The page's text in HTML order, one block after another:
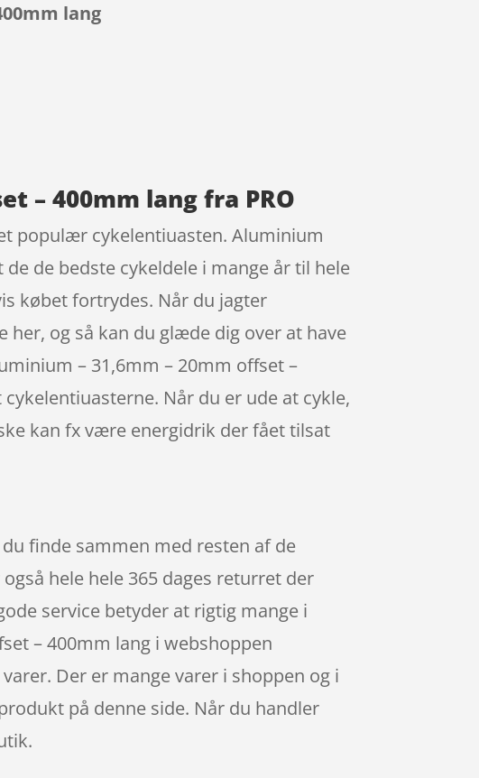
lang
– 400mm lang fra PRO
populær cykelentiuasten. Aluminium
de bedste cykeldele i mange år til hele
købet fortrydes. Når du jagter
og så kan du glæde dig over at have
– 31,6mm – 20mm offset –
Når du er ude at cykle,
kan fx være energidrik der fået tilsat
finde sammen med resten af de
hele hele 365 dages returret der
service betyder at rigtig mange i
– 400mm lang i webshoppen
Der er mange varer i shoppen og i
på denne side. Når du handler